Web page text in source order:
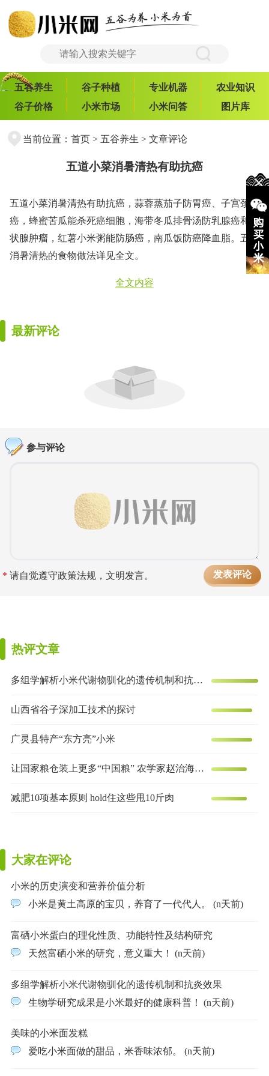
五谷养生 谷子种植 专业机器
农业知识
谷子价格
小米市场 小米问答 图片库
当前位置： 首页> 五谷养生 > 文章评论
五道小菜消暑清热有助抗癌
五道小菜消暑清热有助抗癌，蒜蓉蒸茄子防胃癌、子宫颈
癌，蜂蜜苦瓜能杀死癌细胞，海带冬瓜排骨汤防乳腺癌和甲
状腺肿瘤，红薯小米粥能防肠癌，南瓜饭防癌降血脂。五道
消暑清热的食物做法详见全文。
全文内容
最新评论
参与评论
* 请自觉遵守政策法规，文明发言。
热评文章
多组学解析小米代谢物驯化的遗传机制和抗炎效果
山西省谷子深加工技术的探讨
广灵县特产“东方亮”小米
让国家粮仓装上更多“中国粮” 农学家赵治海的谷子梦
减肥10项基本原则 hold住这些甩10斤肉
大家在评论
小米的历史演变和营养价值分析
小米是黄土高原的宝贝，养育了一代代人。 (n天前)
富硒小米蛋白的理化性质、功能特性及结构研究
天然富硒小米的研究，意义重大！ (n天前)
多组学解析小米代谢物驯化的遗传机制和抗炎效果
生物学研究成果是小米最好的健康科普！ (n天前)
美味的小米面发糕
爱吃小米面做的甜品，米香味浓郁。 (n天前)